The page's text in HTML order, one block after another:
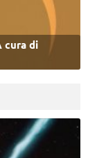
cura di